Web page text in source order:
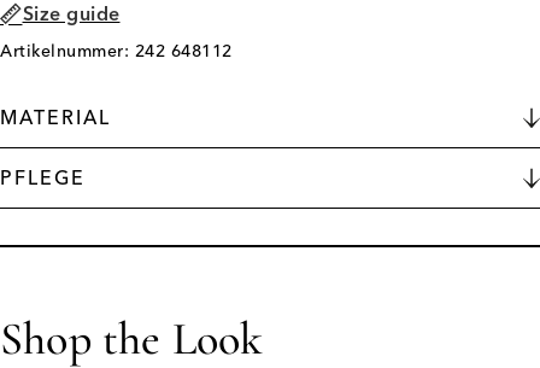
Size guide
Artikelnummer: 242 648112
MATERIAL
PFLEGE
Shop the Look